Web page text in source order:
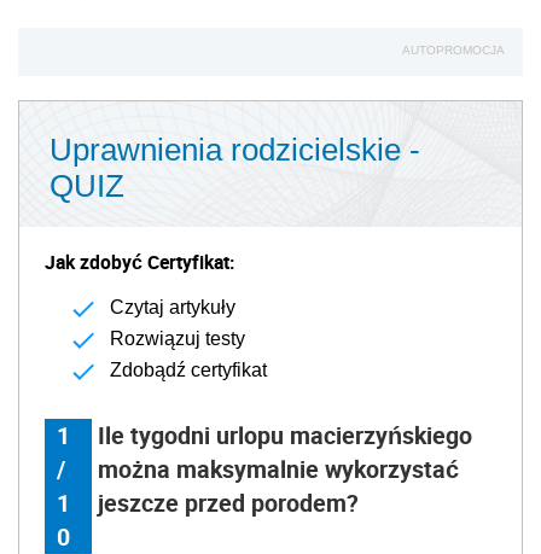
AUTOPROMOCJA
Uprawnienia rodzicielskie -
QUIZ
Jak zdobyć Certyfikat:
Czytaj artykuły
Rozwiązuj testy
Zdobądź certyfikat
1
/
1
0
Ile tygodni urlopu macierzyńskiego
można maksymalnie wykorzystać
jeszcze przed porodem?